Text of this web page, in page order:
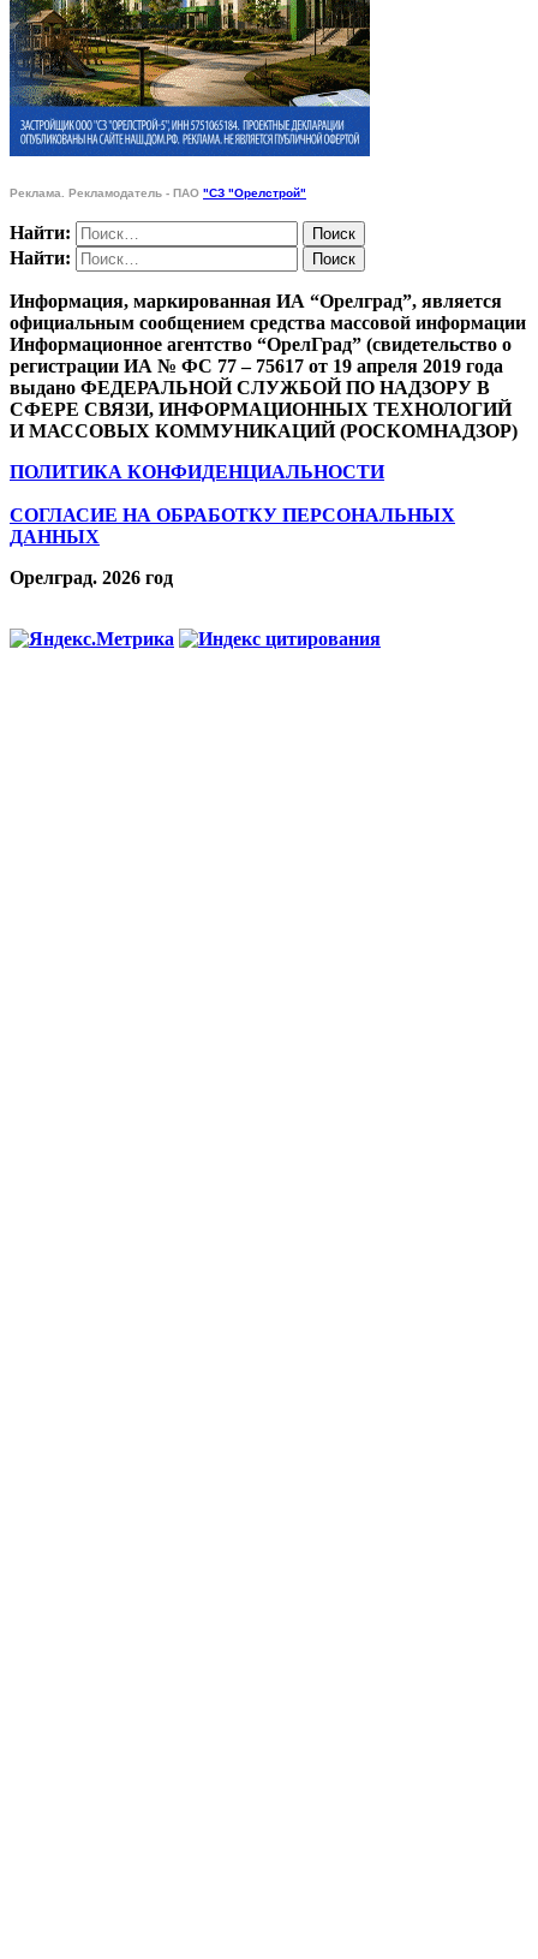
Реклама. Рекламодатель - ПАО "СЗ "Орелстрой"
Найти:
Найти:
Информация, маркированная ИА “Орелград”, является
официальным сообщением средства массовой информации
Информационное агентство “ОрелГрад” (свидетельство о
регистрации ИА № ФС 77 – 75617 от 19 апреля 2019 года
выдано ФЕДЕРАЛЬНОЙ СЛУЖБОЙ ПО НАДЗОРУ В
СФЕРЕ СВЯЗИ, ИНФОРМАЦИОННЫХ ТЕХНОЛОГИЙ
И МАССОВЫХ КОММУНИКАЦИЙ (РОСКОМНАДЗОР)
ПОЛИТИКА КОНФИДЕНЦИАЛЬНОСТИ
СОГЛАСИЕ НА ОБРАБОТКУ ПЕРСОНАЛЬНЫХ
ДАННЫХ
Орелград. 2026 год